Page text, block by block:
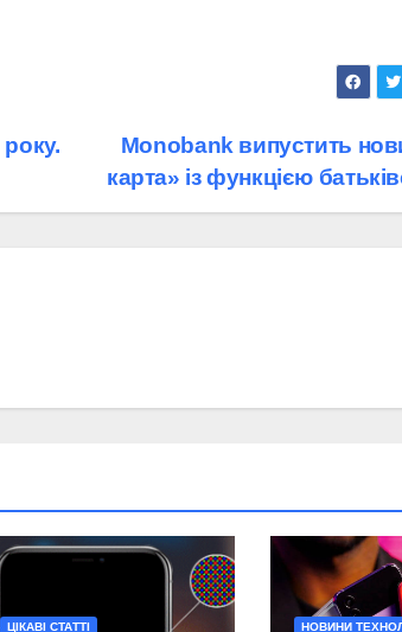
Мonobank випустить
карта» із функцією
ЦІКАВІ СТАТТІ НОВИНИ